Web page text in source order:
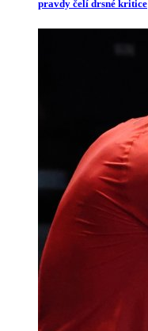
pravdy čelí drsné kritice